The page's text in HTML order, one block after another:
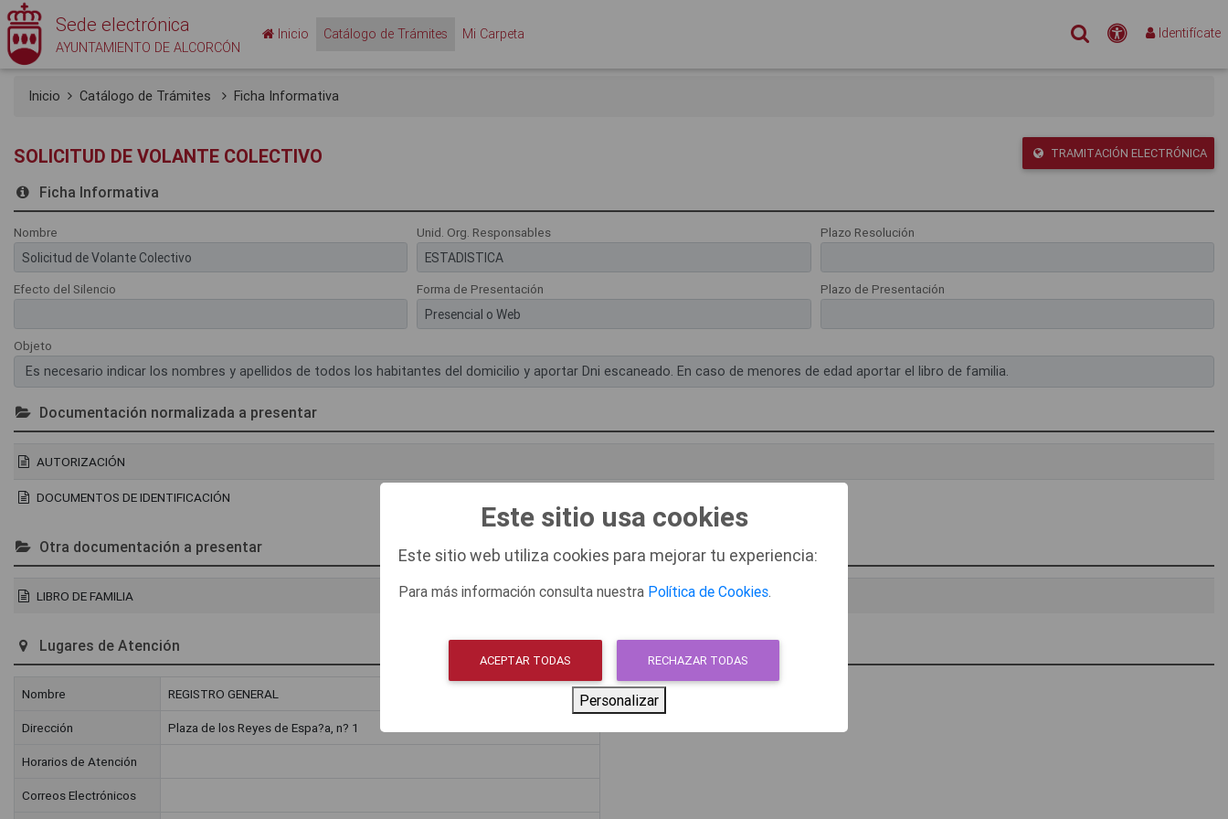
Sede electrónica
AYUNTAMIENTO DE ALCORCÓN
Inicio Catálogo de Trámites Mi Carpeta BuscarAccesibilidad
Identifícate
Inicio Catálogo de Trámites Ficha Informativa
SOLICITUD DE VOLANTE COLECTIVO TRAMITACIÓN ELECTRÓNICA
Ficha Informativa
Nombre Unid. Org. Responsables Plazo Resolución
Efecto del Silencio Forma de Presentación Plazo de Presentación
Objeto
Es necesario indicar los nombres y apellidos de todos los habitantes del domicilio y aportar Dni escaneado. En caso de menores de edad aportar el libro de familia.
Documentación normalizada a presentar
AUTORIZACIÓN
DOCUMENTOS DE IDENTIFICACIÓN
Otra documentación a presentar
LIBRO DE FAMILIA
Lugares de Atención
Nombre REGISTRO GENERAL
Dirección Plaza de los Reyes de Espa?a, n? 1
Horarios de Atención
Correos Electrónicos
Este sitio usa cookies
Este sitio web utiliza cookies para mejorar tu experiencia:
Para más información consulta nuestra Política de Cookies.
ACEPTAR TODAS RECHAZAR TODAS
Personalizar